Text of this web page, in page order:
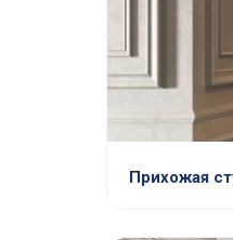
Прихожая